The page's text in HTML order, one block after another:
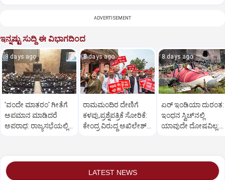
ADVERTISEMENT
ಇನ್ನಷ್ಟು ಸುದ್ದಿ ಈ ವಿಭಾಗದಿಂದ
8 days ago
'ವಂದೇ ಮಾತರಂ' ಗೀತೆಗೆ
ಅಪಮಾನ ಮಾಡಿದರೆ
ಅಪರಾಧ: ರಾಜ್ಯಸಭೆಯಲ್ಲಿ
8 days ago
ರಾಮಮಂದಿರ ದೇಣಿಗೆ
ಕಳವು,ಪ್ರಶ್ನೆಪತ್ರಿಕೆ ಸೋರಿಕೆ:
ಕೇಂದ್ರ ವಿರುದ್ಧ ಅಖಿಲೇಶ್
8 days ago
ಏರ್ ಇಂಡಿಯಾ ದುರಂತ:
ಇಂಧನ ಸ್ವಿಚ್‌ನಲ್ಲಿ
ಯಾವುದೇ ದೋಷವಿಲ್ಲ:
LATEST NEWS